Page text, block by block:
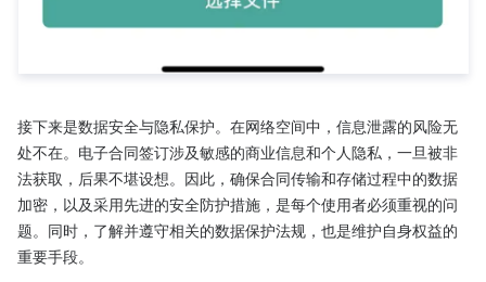
接下来是数据安全与隐私保护。在网络空间中，信息泄露的风险无
处不在。电子合同签订涉及敏感的商业信息和个人隐私，一旦被非
法获取，后果不堪设想。因此，确保合同传输和存储过程中的数据
加密，以及采用先进的安全防护措施，是每个使用者必须重视的问
题。同时，了解并遵守相关的数据保护法规，也是维护自身权益的
重要手段。